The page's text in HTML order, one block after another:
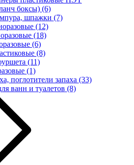
боксы) (6)
шпажки (7)
(12)
(18)
(6)
(8)
(11)
(1)
поглотители запаха (33)
ванн и туалетов (8)